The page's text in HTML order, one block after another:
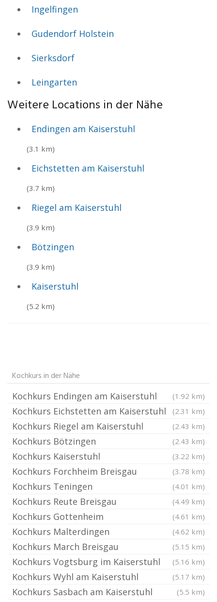
Ingelfingen
Gudendorf Holstein
Sierksdorf
Leingarten
Weitere Locations in der Nähe
Endingen am Kaiserstuhl
(3.1 km)
Eichstetten am Kaiserstuhl
(3.7 km)
Riegel am Kaiserstuhl
(3.9 km)
Bötzingen
(3.9 km)
Kaiserstuhl
(5.2 km)
Kochkurs in der Nähe
Kochkurs Endingen am Kaiserstuhl (1.92 km)
Kochkurs Eichstetten am Kaiserstuhl (2.31 km)
Kochkurs Riegel am Kaiserstuhl (2.43 km)
Kochkurs Bötzingen (2.43 km)
Kochkurs Kaiserstuhl (3.22 km)
Kochkurs Forchheim Breisgau (3.78 km)
Kochkurs Teningen (4.01 km)
Kochkurs Reute Breisgau (4.49 km)
Kochkurs Gottenheim (4.61 km)
Kochkurs Malterdingen (4.62 km)
Kochkurs March Breisgau (5.15 km)
Kochkurs Vogtsburg im Kaiserstuhl (5.16 km)
Kochkurs Wyhl am Kaiserstuhl (5.17 km)
Kochkurs Sasbach am Kaiserstuhl (5.5 km)